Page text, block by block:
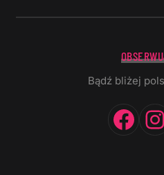
Bądź bliżej